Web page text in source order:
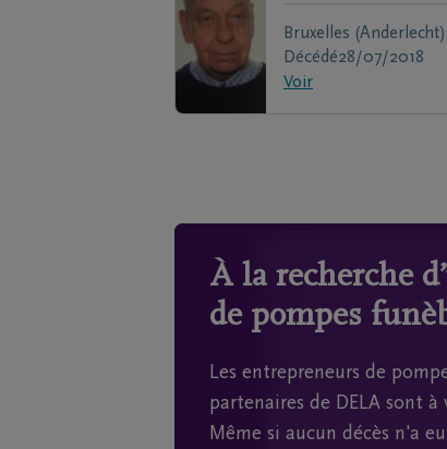
Bruxelles
Décédé28/07/2018
Voir
À la recherche
de pompes
Les entrepreneurs de
partenaires de DELA sont
Même si aucun décès n'a